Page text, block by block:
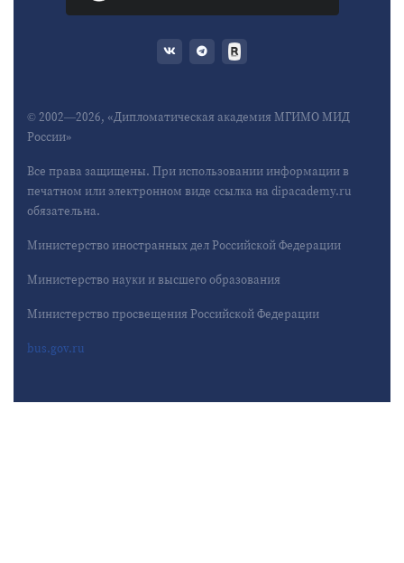
© 2002—2026, «Дипломатическая академия МГИМО МИД
России»
Все права защищены. При использовании информации в
печатном или электронном виде ссылка на dipacademy.ru
обязательна.
Министерство иностранных дел Российской Федерации
Министерство науки и высшего образования
Министерство просвещения Российской Федерации
bus.gov.ru